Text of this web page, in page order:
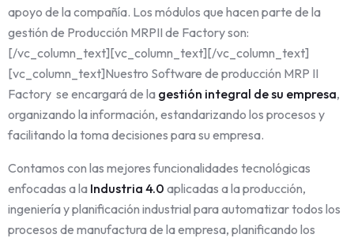
apoyo de la compañía. Los módulos que hacen parte de la
gestión de Producción MRPII de Factory son:
[/vc_column_text][vc_column_text][/vc_column_text]
[vc_column_text]Nuestro Software de producción MRP II
Factory se encargará de la gestión integral de su empresa,
organizando la información, estandarizando los procesos y
facilitando la toma decisiones para su empresa.
Contamos con las mejores funcionalidades tecnológicas
enfocadas a la Industria 4.0 aplicadas a la producción,
ingeniería y planificación industrial para automatizar todos los
procesos de manufactura de la empresa, planificando los